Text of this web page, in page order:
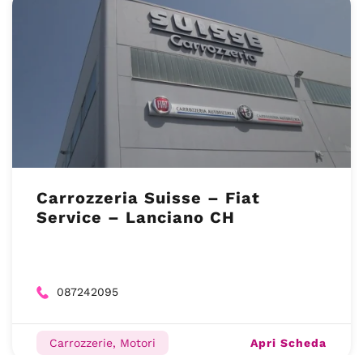
Carrozzeria Suisse – Fiat
Service – Lanciano CH
087242095
Carrozzerie, Motori Apri Scheda